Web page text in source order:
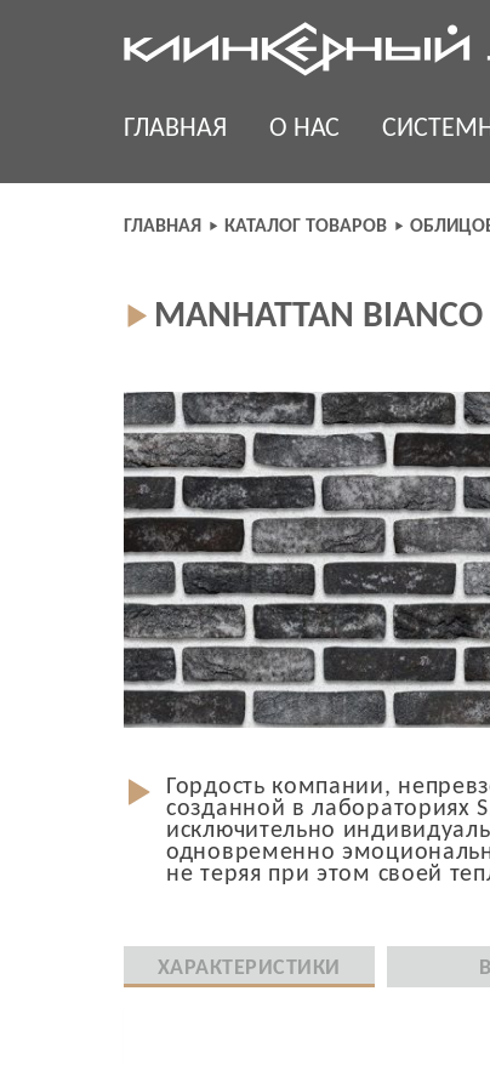
ГЛАВНАЯ О НАС
ГЛАВНАЯ КАТАЛОГ ТОВАРОВ
MANHATTAN
Гордость компании,
созданной в лабораториях
исключительно
одновременно
не теряя при этом своей
ХАРАКТЕРИСТИКИ